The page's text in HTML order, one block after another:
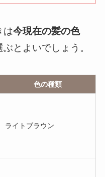
は今現在の髪の色
ぶとよいでしょう。
色の種類
ライトブラウン